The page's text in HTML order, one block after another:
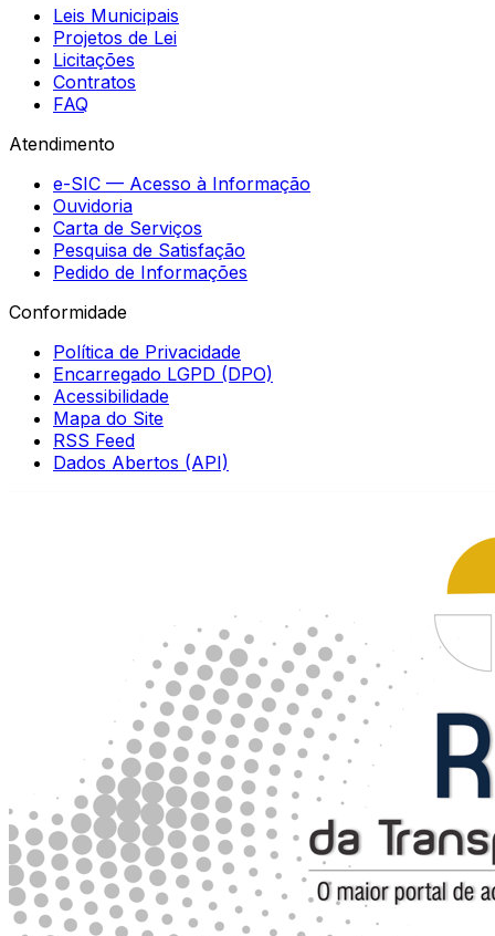
Leis Municipais
Projetos de Lei
Licitações
Contratos
FAQ
Atendimento
e-SIC — Acesso à Informação
Ouvidoria
Carta de Serviços
Pesquisa de Satisfação
Pedido de Informações
Conformidade
Política de Privacidade
Encarregado LGPD (DPO)
Acessibilidade
Mapa do Site
RSS Feed
Dados Abertos (API)